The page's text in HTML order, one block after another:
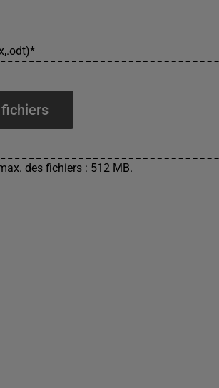
*
des fichiers : 512 MB.